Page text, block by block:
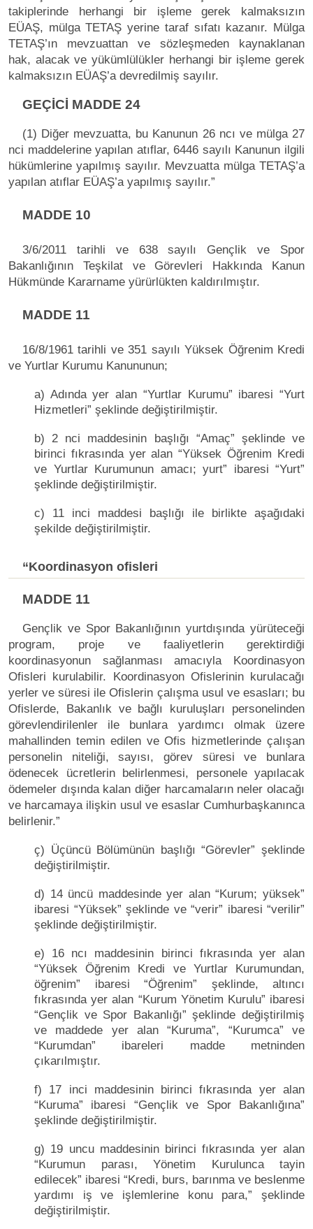
takiplerinde herhangi bir işleme gerek kalmaksızın
EÜAŞ, mülga TETAŞ yerine taraf sıfatı kazanır. Mülga
TETAŞ’ın mevzuattan ve sözleşmeden kaynaklanan
hak, alacak ve yükümlülükler herhangi bir işleme gerek
kalmaksızın EÜAŞ’a devredilmiş sayılır.
GEÇİCİ MADDE 24
(1) Diğer mevzuatta, bu Kanunun 26 ncı ve mülga 27
nci maddelerine yapılan atıflar, 6446 sayılı Kanunun ilgili
hükümlerine yapılmış sayılır. Mevzuatta mülga TETAŞ’a
yapılan atıflar EÜAŞ’a yapılmış sayılır.”
MADDE 10
3/6/2011 tarihli ve 638 sayılı Gençlik ve Spor
Bakanlığının Teşkilat ve Görevleri Hakkında Kanun
Hükmünde Kararname yürürlükten kaldırılmıştır.
MADDE 11
16/8/1961 tarihli ve 351 sayılı Yüksek Öğrenim Kredi
ve Yurtlar Kurumu Kanununun;
a) Adında yer alan “Yurtlar Kurumu” ibaresi “Yurt
Hizmetleri” şeklinde değiştirilmiştir.
b) 2 nci maddesinin başlığı “Amaç” şeklinde ve
birinci fıkrasında yer alan “Yüksek Öğrenim Kredi
ve Yurtlar Kurumunun amacı; yurt” ibaresi “Yurt”
şeklinde değiştirilmiştir.
c) 11 inci maddesi başlığı ile birlikte aşağıdaki
şekilde değiştirilmiştir.
“Koordinasyon ofisleri
MADDE 11
Gençlik ve Spor Bakanlığının yurtdışında yürüteceği
program, proje ve faaliyetlerin gerektirdiği
koordinasyonun sağlanması amacıyla Koordinasyon
Ofisleri kurulabilir. Koordinasyon Ofislerinin kurulacağı
yerler ve süresi ile Ofislerin çalışma usul ve esasları; bu
Ofislerde, Bakanlık ve bağlı kuruluşları personelinden
görevlendirilenler ile bunlara yardımcı olmak üzere
mahallinden temin edilen ve Ofis hizmetlerinde çalışan
personelin niteliği, sayısı, görev süresi ve bunlara
ödenecek ücretlerin belirlenmesi, personele yapılacak
ödemeler dışında kalan diğer harcamaların neler olacağı
ve harcamaya ilişkin usul ve esaslar Cumhurbaşkanınca
belirlenir.”
ç) Üçüncü Bölümünün başlığı “Görevler” şeklinde
değiştirilmiştir.
d) 14 üncü maddesinde yer alan “Kurum; yüksek”
ibaresi “Yüksek” şeklinde ve “verir” ibaresi “verilir”
şeklinde değiştirilmiştir.
e) 16 ncı maddesinin birinci fıkrasında yer alan
“Yüksek Öğrenim Kredi ve Yurtlar Kurumundan,
öğrenim” ibaresi “Öğrenim” şeklinde, altıncı
fıkrasında yer alan “Kurum Yönetim Kurulu” ibaresi
“Gençlik ve Spor Bakanlığı” şeklinde değiştirilmiş
ve maddede yer alan “Kuruma”, “Kurumca” ve
“Kurumdan” ibareleri madde metninden
çıkarılmıştır.
f) 17 inci maddesinin birinci fıkrasında yer alan
“Kuruma” ibaresi “Gençlik ve Spor Bakanlığına”
şeklinde değiştirilmiştir.
g) 19 uncu maddesinin birinci fıkrasında yer alan
“Kurumun parası, Yönetim Kurulunca tayin
edilecek” ibaresi “Kredi, burs, barınma ve beslenme
yardımı iş ve işlemlerine konu para,” şeklinde
değiştirilmiştir.